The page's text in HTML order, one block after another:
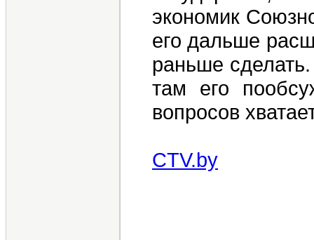
экономик
его дальше
раньше
там его
вопросов
CTV.by